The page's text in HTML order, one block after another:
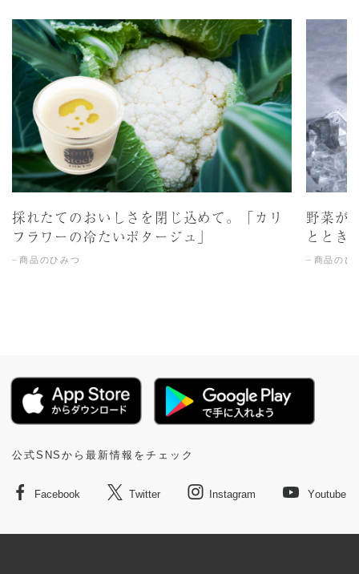
採れたてのおいしさを閉じ込めて。「カリ
フラワーの冷たいポタージュ」
商品のひみつ
野菜が
ととき
商品のひ
公式SNSから最新情報をチェック
Facebook Twitter Instagram Youtube